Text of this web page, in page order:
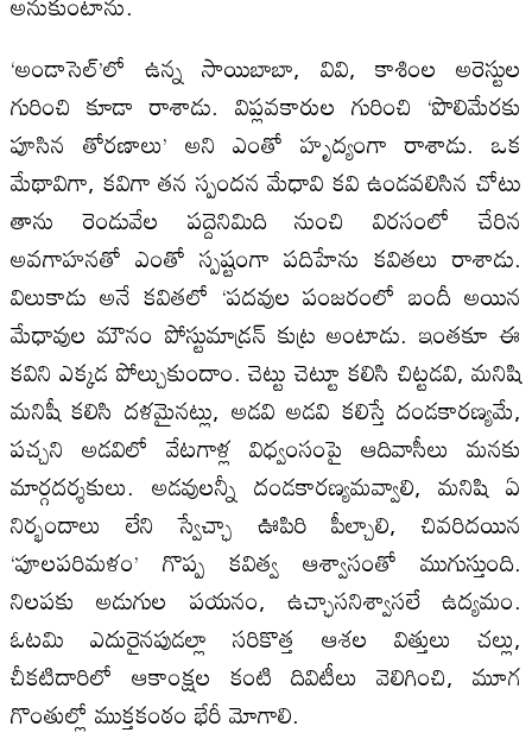
‘అండాసెల్’లో ఉన్న సాయిబాబా, వివి, కాశింల అరెస్టుల
గురించి కూడా రాశాడు. విప్లవకారుల గురించి ‘పొలిమేరకు
పూసిన తోరణాలు’ అని ఎంతో హృద్యంగా రాశాడు. ఒక
మేథావిగా, కవిగా తన స్పందన మేధావి కవి ఉండవలిసిన చోటు
తాను రెండువేల పద్దెనిమిది నుంచి విరసంలో చేరిన
అవగాహనతో ఎంతో స్పష్టంగా పదిహేను కవితలు రాశాడు.
విలుకాడు అనే కవితలో ‘పదవుల పంజరంలో బందీ అయిన
మేధావుల మౌనం పోస్టుమాడ్రన్ కుట్ర అంటాడు. ఇంతకూ ఈ
కవిని ఎక్కడ పోల్చుకుందాం. చెట్టు చెట్టూ కలిసి చిట్టడవి, మనిషి
మనిషీ కలిసి దళమైనట్లు, అడవి అడవి కలిస్తే దండకారణ్యమే,
పచ్చని అడవిలో వేటగాళ్ల విధ్వంసంపై ఆదివాసీలు మనకు
మార్గదర్శకులు. అడవులన్నీ దండకారణ్యమవ్వాలి, మనిషి ఏ
నిర్భందాలు లేని స్వేచ్ఛా ఊపిరి పీల్చాలి, చివరిదయిన
‘పూలపరిమళం’ గొప్ప కవిత్వ ఆశ్వాసంతో ముగుస్తుంది.
నిలపకు అడుగుల పయనం, ఉచ్ఛాసనిశ్వాసలే ఉద్యమం.
ఓటమి ఎదురైనపుడల్లా సరికొత్త ఆశల విత్తులు చల్లు,
చీకటిదారిలో ఆకాంక్షల కంటి దివిటీలు వెలిగించి, మూగ
గొంతుల్లో ముక్తకంఠం భేరీ మోగాలి.